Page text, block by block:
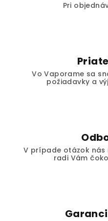
Pri
Vo Vaporame sa
požiadavky a
V prípade otázok
radi Vám